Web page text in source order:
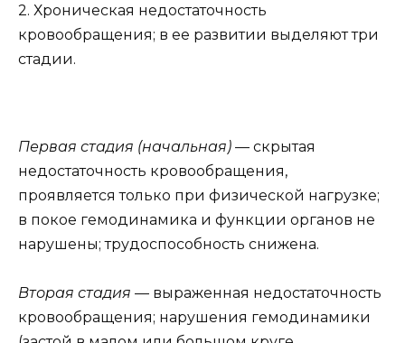
2. Хроническая недостаточность
кровообращения; в ее развитии выделяют три
стадии.
Первая стадия (начальная) — скрытая
недостаточность кровообращения,
проявляется только при физической нагрузке;
в покое гемодинамика и функции органов не
нарушены; трудоспособность снижена.
Вторая стадия — выраженная недостаточность
кровообращения; нарушения гемодинамики